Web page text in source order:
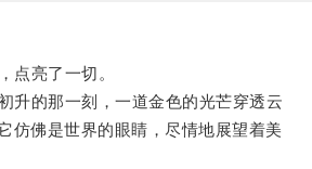
亮了一切。
的那一刻，一道金色的光芒穿透云
仿佛是世界的眼睛，尽情地展望着美